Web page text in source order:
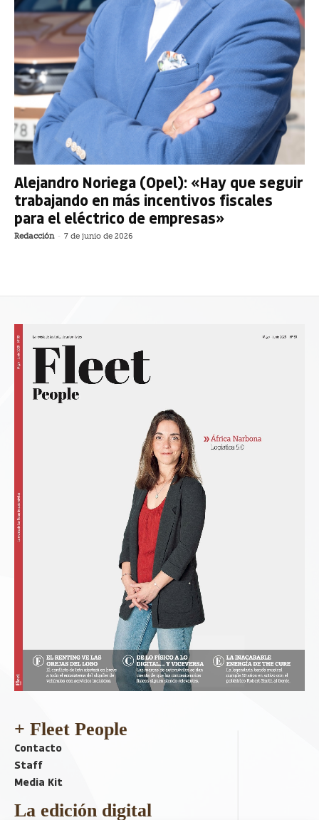
Alejandro Noriega (Opel): «Hay que seguir
trabajando en más incentivos fiscales
para el eléctrico de empresas»
Redacción - 7 de junio de 2026
+ Fleet People
Contacto
Staff
Media Kit
La edición digital